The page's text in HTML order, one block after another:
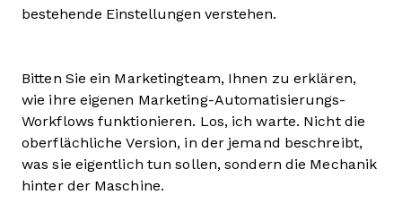
bestehende Einstellungen verstehen.
Bitten Sie ein Marketingteam, Ihnen zu erklären,
wie ihre eigenen Marketing-Automatisierungs-
Workflows funktionieren. Los, ich warte. Nicht die
oberflächliche Version, in der jemand beschreibt,
was sie eigentlich tun sollen, sondern die Mechanik
hinter der Maschine.